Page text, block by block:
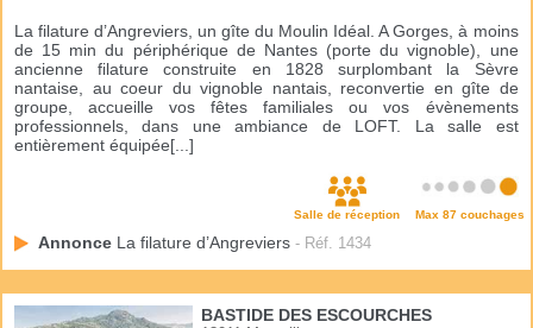
La filature d’Angreviers, un gîte du Moulin Idéal. A Gorges, à moins
de 15 min du périphérique de Nantes (porte du vignoble), une
ancienne filature construite en 1828 surplombant la Sèvre
nantaise, au coeur du vignoble nantais, reconvertie en gîte de
groupe, accueille vos fêtes familiales ou vos évènements
professionnels, dans une ambiance de LOFT. La salle est
entièrement équipée[...]
Salle de réception Max 87 couchages
Annonce La filature d’Angreviers - Réf. 1434
BASTIDE DES ESCOURCHES